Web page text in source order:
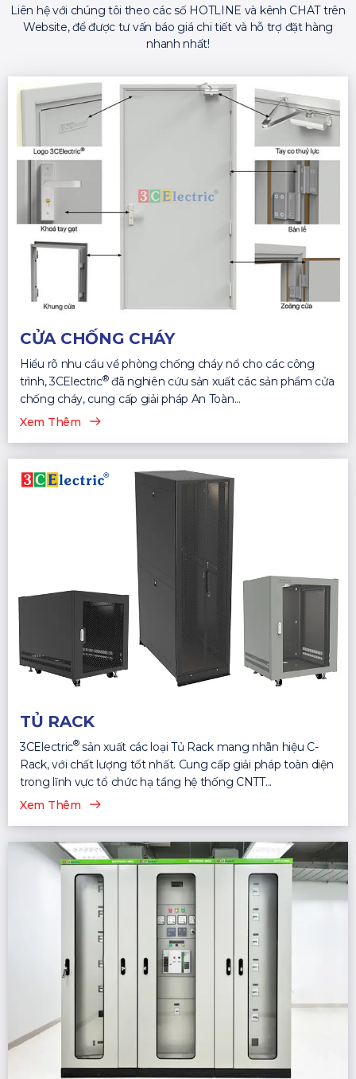
Liên hệ với chúng tôi theo các số HOTLINE và kênh CHAT trên
Website, để được tư vấn báo giá chi tiết và hỗ trợ đặt hàng
nhanh nhất!
CỬA CHỐNG CHÁY
Hiểu rõ nhu cầu về phòng chống cháy nổ cho các công
trình, 3CElectric®đã nghiên cứu sản xuất các sản phẩm cửa
chống cháy, cung cấp giải pháp An Toàn...
Xem Thêm
TỦ RACK
3CElectric®sản xuất các loại Tủ Rack mang nhãn hiệu C-
Rack, với chất lượng tốt nhất. Cung cấp giải pháp toàn diện
trong lĩnh vực tổ chức hạ tầng hệ thống CNTT...
Xem Thêm